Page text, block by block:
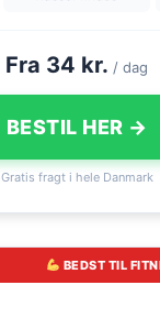
Fra 34 kr. / dag
BESTIL HER →
Gratis fragt i hele Danmark
BEDST TIL